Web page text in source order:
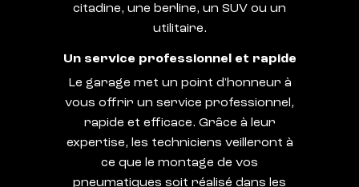
citadine, une berline, un SUV ou un
utilitaire.
Un service professionnel et rapide
Le garage met un point d'honneur à
vous offrir un service professionnel,
rapide et efficace. Grâce à leur
expertise, les techniciens veilleront à
ce que le montage de vos
pneumatiques soit réalisé dans les